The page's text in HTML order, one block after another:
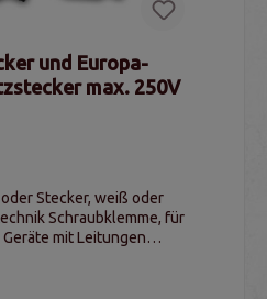
und Europa-
max. 250V
Stecker, weiß oder
Schraubklemme, für
mit Leitungen